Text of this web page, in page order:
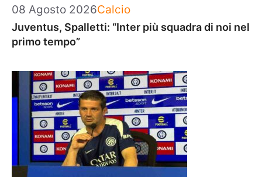
08 Agosto 2026Categorie
Calcio
Juventus, Spalletti: “Inter più squadra di noi nel
primo tempo”